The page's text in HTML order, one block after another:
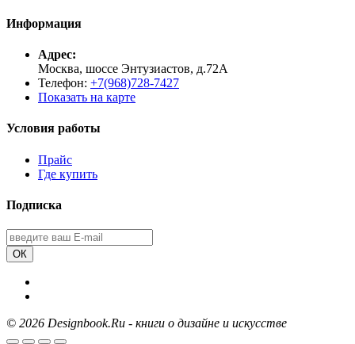
Информация
Адрес:
Москва, шоссе Энтузиастов, д.72А
Телефон: +7(968)728-7427
Показать на карте
Условия работы
Прайс
Где купить
Подписка
ОК
© 2026 Designbook.Ru - книги о дизайне и искусстве